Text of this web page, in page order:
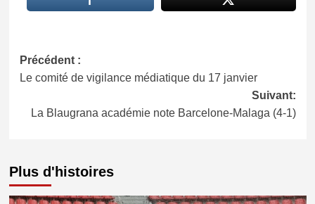
Navigation
d’article
Précédent :
Le comité de vigilance médiatique du 17 janvier
Suivant:
La Blaugrana académie note Barcelone-Malaga (4-1)
Plus d'histoires